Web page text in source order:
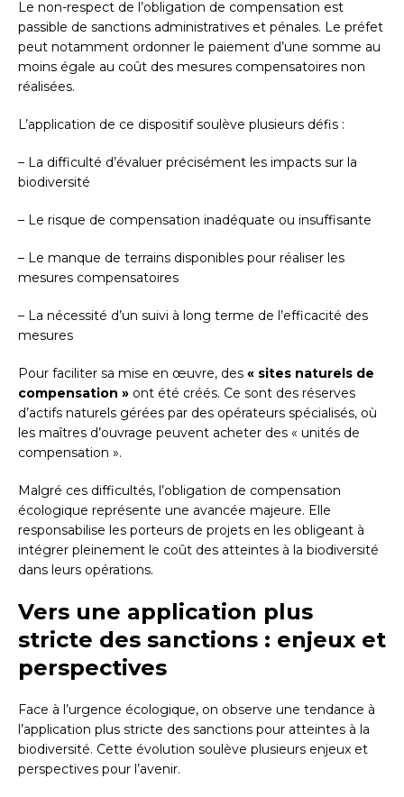
Le non-respect de l’obligation de compensation est
passible de sanctions administratives et pénales. Le préfet
peut notamment ordonner le paiement d’une somme au
moins égale au coût des mesures compensatoires non
réalisées.
L’application de ce dispositif soulève plusieurs défis :
– La difficulté d’évaluer précisément les impacts sur la
biodiversité
– Le risque de compensation inadéquate ou insuffisante
– Le manque de terrains disponibles pour réaliser les
mesures compensatoires
– La nécessité d’un suivi à long terme de l’efficacité des
mesures
Pour faciliter sa mise en œuvre, des « sites naturels de
compensation » ont été créés. Ce sont des réserves
d’actifs naturels gérées par des opérateurs spécialisés, où
les maîtres d’ouvrage peuvent acheter des « unités de
compensation ».
Malgré ces difficultés, l’obligation de compensation
écologique représente une avancée majeure. Elle
responsabilise les porteurs de projets en les obligeant à
intégrer pleinement le coût des atteintes à la biodiversité
dans leurs opérations.
Vers une application plus
stricte des sanctions : enjeux et
perspectives
Face à l’urgence écologique, on observe une tendance à
l’application plus stricte des sanctions pour atteintes à la
biodiversité. Cette évolution soulève plusieurs enjeux et
perspectives pour l’avenir.